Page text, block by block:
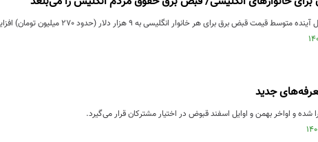
برای هر خانوار انگلیسی به 9 هزار دلار (حدود 270 میلیون تومان) افزایش می‌یابد.
جدید
شده و اواخر بهمن و اوایل اسفند قبوض در اختیار مشترکان قرار می‌گیرد.